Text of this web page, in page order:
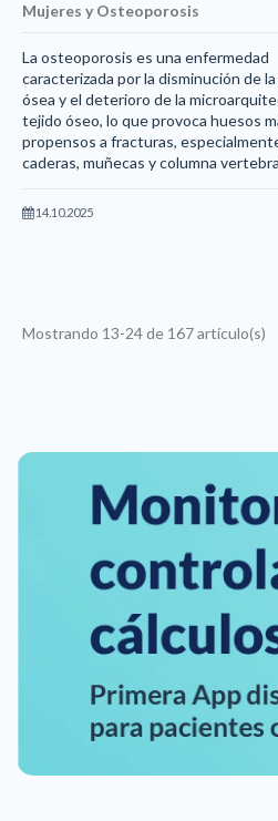
Mujeres y Osteoporosis
La osteoporosis es una enfermedad
caracterizada por la disminución de
ósea y el deterioro de la
tejido óseo, lo que provoca huesos
propensos a fracturas,
caderas, muñecas y columna
14.10.2025
Mostrando 13-24 de 167 artículo(s)